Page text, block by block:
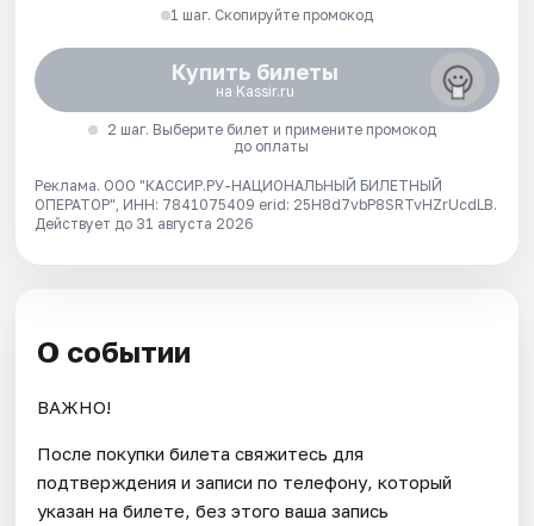
1 шаг. Скопируйте промокод
Купить билеты
на Kassir.ru
2 шаг. Выберите билет и примените промокод
до оплаты
Реклама. ООО "КАССИР.РУ-НАЦИОНАЛЬНЫЙ БИЛЕТНЫЙ
ОПЕРАТОР", ИНН: 7841075409 erid: 25H8d7vbP8SRTvHZrUcdLB.
Действует до 31 августа 2026
О событии
ВАЖНО!
После покупки билета свяжитесь для
подтверждения и записи по телефону, который
указан на билете, без этого ваша запись